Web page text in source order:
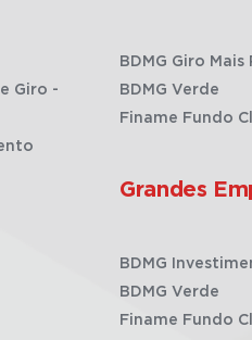
Giro -
BDMG Giro Mais
BDMG Verde
Finame Fundo
Grandes
BDMG
BDMG Verde
Finame Fundo